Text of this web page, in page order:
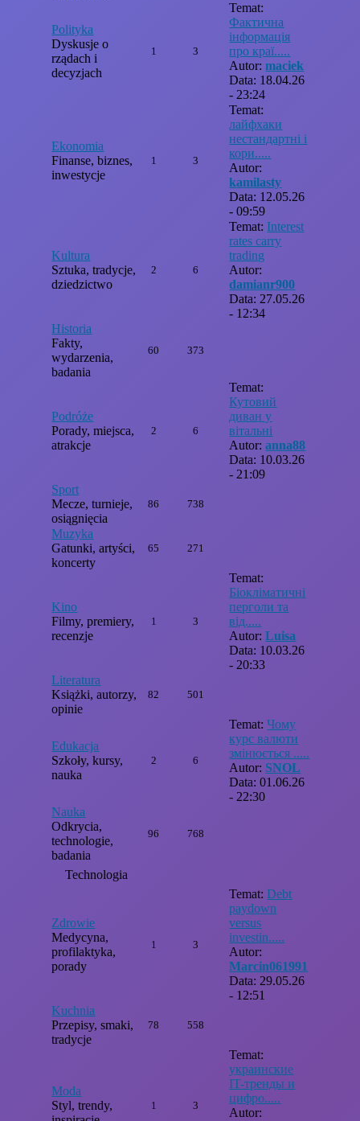
Polityka
Dyskusje o
rządach i
decyzjach
1 3
Temat:
Фактична
інформація
про краї.....
Autor:maciek
Data: 18.04.26
- 23:24
Ekonomia
Finanse, biznes,
inwestycje
1 3
Temat:
лайфхаки
нестандартні і
кори.....
Autor:
kamilasty
Data: 12.05.26
- 09:59
Kultura
Sztuka, tradycje,
dziedzictwo
2 6
Temat: Interest
rates carry
trading
Autor:
damianr900
Data: 27.05.26
- 12:34
Historia
Fakty,
wydarzenia,
badania
60 373
Podróże
Porady, miejsca,
atrakcje
2 6
Temat:
Кутовий
диван у
вітальні
Autor:anna88
Data: 10.03.26
- 21:09
Sport
Mecze, turnieje,
osiągnięcia
86 738
Muzyka
Gatunki, artyści,
koncerty
65 271
Kino
Filmy, premiery,
recenzje
1 3
Temat:
Біокліматичні
перголи та
від.....
Autor:Luisa
Data: 10.03.26
- 20:33
Literatura
Książki, autorzy,
opinie
82 501
Edukacja
Szkoły, kursy,
nauka
2 6
Temat:Чому
курс валюти
змінюється .....
Autor: SNOL
Data: 01.06.26
- 22:30
Nauka
Odkrycia,
technologie,
badania
96 768
Technologia
Zdrowie
Medycyna,
profilaktyka,
porady
1 3
Temat:Debt
paydown
versus
investin.....
Autor:
Marcin061991
Data: 29.05.26
- 12:51
Kuchnia
Przepisy, smaki,
tradycje
78 558
Moda
Styl, trendy,
1 3
Temat:
украинские
IT-тренды и
цифро.....
Autor: